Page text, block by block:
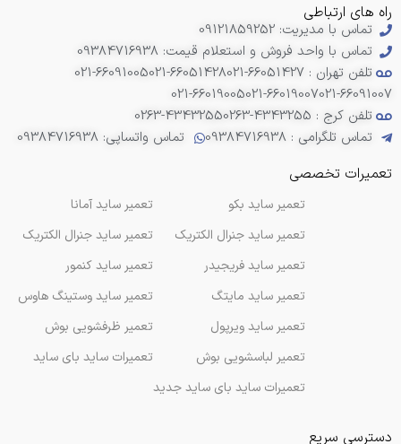
راه های ارتباطی
تماس با مدیریت: 09121859252
تماس با واحد فروش و استعلام قیمت: 09384716938
تلفن تهران : 66051427-021
021-66051428
021-66091005
021-66091007
021-66019007
021-66019005
تلفن کرج : 4343255-0263
0263-4343255
تماس تلگرامی : 09384716938
تماس واتساپی: 09384716938
تعمیرات تخصصی
تعمیر ساید آمانا
تعمیر ساید جنرال الکتریک
تعمیر ساید کنمور
تعمیر ساید وستینگ هاوس
تعمیر ظرفشویی بوش
تعمیرات ساید بای ساید
تعمیر ساید بکو
تعمیر ساید جنرال الکتریک
تعمیر ساید فریجیدر
تعمیر ساید مایتگ
تعمیر ساید ویرپول
تعمیر لباسشویی بوش
تعمیرات ساید بای ساید جدید
دسترسی سریع